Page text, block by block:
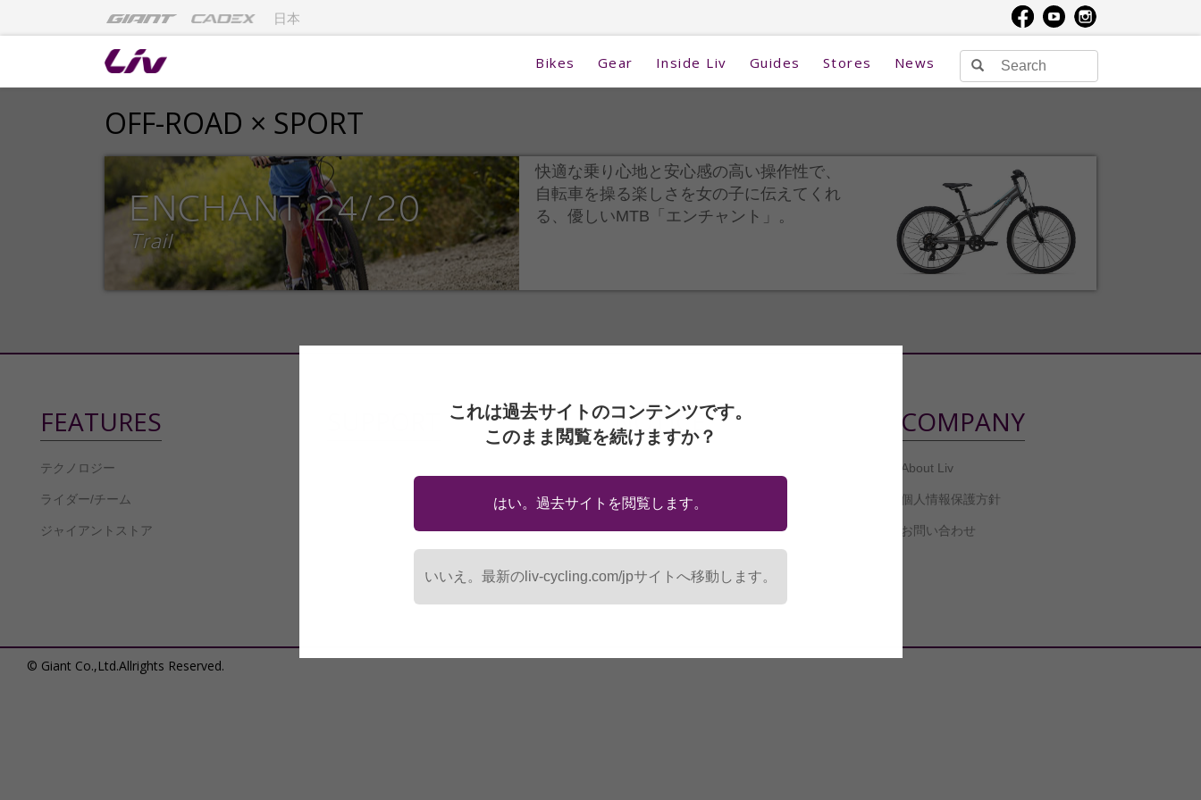
日本
Bikes Gear Inside Liv Guides Stores News
OFF-ROAD × SPORT
ENCHANT 24/20
Trail
快適な乗り心地と安心感の高い操作性で、
自転車を操る楽しさを女の子に伝えてくれ
る、優しいMTB「エンチャント」。
FEATURES
テクノロジー
ライダー/チーム
ジャイアントストア オーナーズマニュアル
NOTICE
並行輸入品につきまして
製品の仕様につきまして
COMPANY
About Liv
個人情報保護方針
お問い合わせ
© Giant Co.,Ltd.Allrights Reserved.
これは過去サイトのコンテンツです。
このまま閲覧を続けますか？
はい。過去サイトを閲覧します。
いいえ。最新のliv-cycling.com/jpサイトへ移動します。